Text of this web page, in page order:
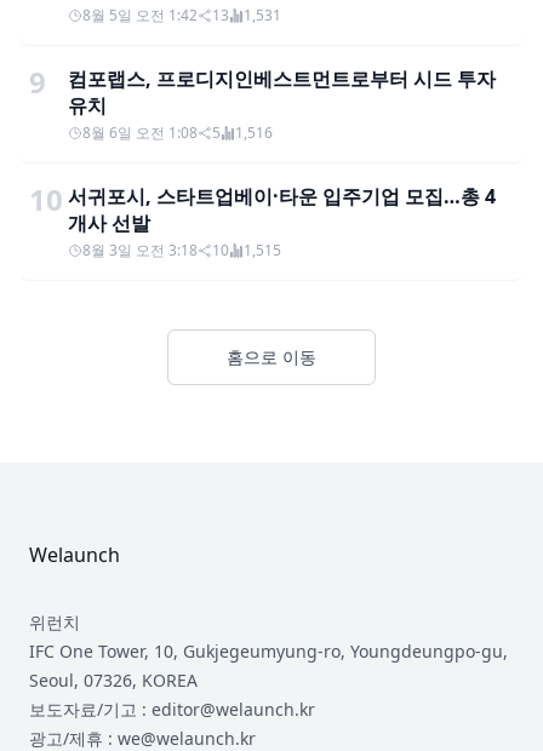
8월 5일 오전 1:42 13 1,531
9
컴포랩스, 프로디지인베스트먼트로부터 시드 투자
유치
8월 6일 오전 1:08 5 1,516
10 서귀포시, 스타트업베이·타운 입주기업 모집…총 4
개사 선발
8월 3일 오전 3:18 10 1,515
홈으로 이동
Welaunch
위런치
IFC One Tower, 10, Gukjegeumyung-ro, Youngdeungpo-gu,
Seoul, 07326, KOREA
보도자료/기고 : editor@welaunch.kr
광고/제휴 : we@welaunch.kr